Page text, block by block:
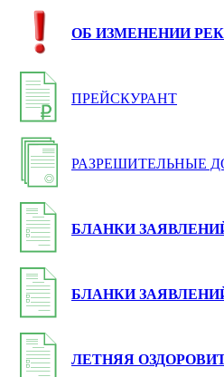
ОБ ИЗМЕНЕНИИ
ПРЕЙСКУРАНТ
РАЗРЕШИТЕЛЬНЫЕ
БЛАНКИ
БЛАНКИ
ЛЕТНЯЯ